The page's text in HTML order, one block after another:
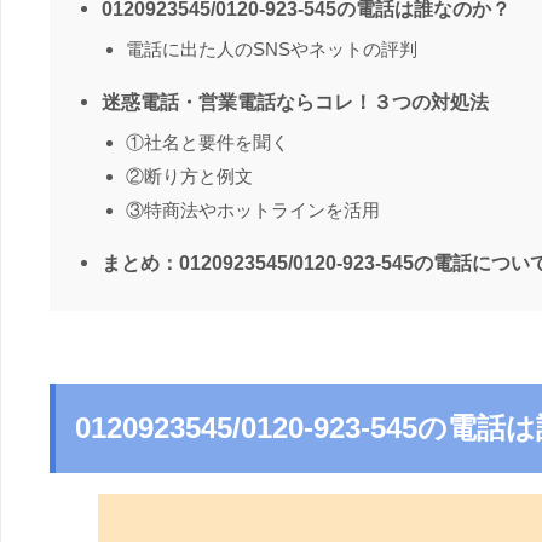
0120923545/0120-923-545の電話は誰なのか？
電話に出た人のSNSやネットの評判
迷惑電話・営業電話ならコレ！３つの対処法
①社名と要件を聞く
②断り方と例文
③特商法やホットラインを活用
まとめ：0120923545/0120-923-545の電話につい
0120923545/0120-923-545の電話